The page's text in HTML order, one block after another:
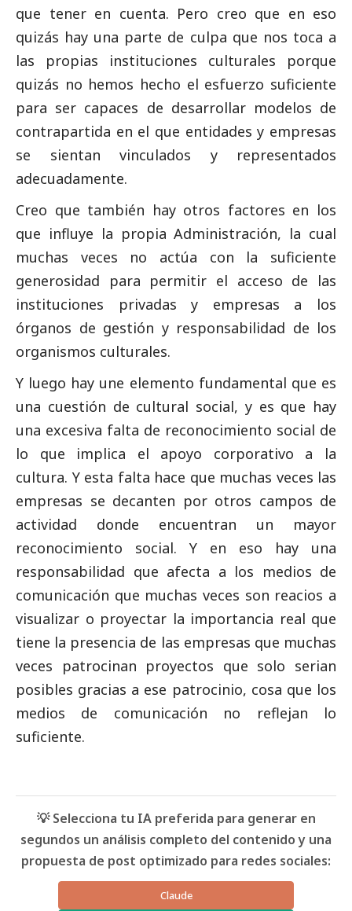
que tener en cuenta. Pero creo que en eso
quizás hay una parte de culpa que nos toca a
las propias instituciones culturales porque
quizás no hemos hecho el esfuerzo suficiente
para ser capaces de desarrollar modelos de
contrapartida en el que entidades y empresas
se sientan vinculados y representados
adecuadamente.
Creo que también hay otros factores en los
que influye la propia Administración, la cual
muchas veces no actúa con la suficiente
generosidad para permitir el acceso de las
instituciones privadas y empresas a los
órganos de gestión y responsabilidad de los
organismos culturales.
Y luego hay une elemento fundamental que es
una cuestión de cultural social, y es que hay
una excesiva falta de reconocimiento social de
lo que implica el apoyo corporativo a la
cultura. Y esta falta hace que muchas veces las
empresas se decanten por otros campos de
actividad donde encuentran un mayor
reconocimiento social. Y en eso hay una
responsabilidad que afecta a los medios de
comunicación que muchas veces son reacios a
visualizar o proyectar la importancia real que
tiene la presencia de las empresas que muchas
veces patrocinan proyectos que solo serian
posibles gracias a ese patrocinio, cosa que los
medios de comunicación no reflejan lo
suficiente.
💡 Selecciona tu IA preferida para generar en
segundos un análisis completo del contenido y una
propuesta de post optimizado para redes sociales:
Claude